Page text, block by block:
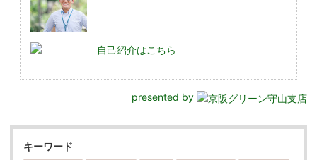
自己紹介はこちら
presented by
キーワード